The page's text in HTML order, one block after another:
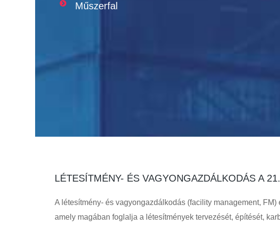
Műszerfal
LÉTESÍTMÉNY- ÉS VAGYONGAZDÁLKODÁS A
A létesítmény- és vagyongazdálkodás (facility management, FM)
amely magában foglalja a létesítmények tervezését, építését,